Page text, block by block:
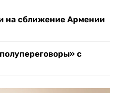
на сближение Армении
с